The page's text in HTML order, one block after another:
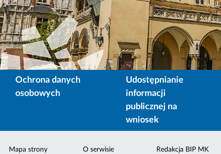
Ochrona danych
osobowych
Udostępnianie
informacji
publicznej na
wniosek
Mapa strony
O serwisie
Redakcja BIP MK